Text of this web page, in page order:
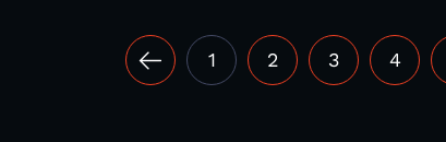
1 2 3 4